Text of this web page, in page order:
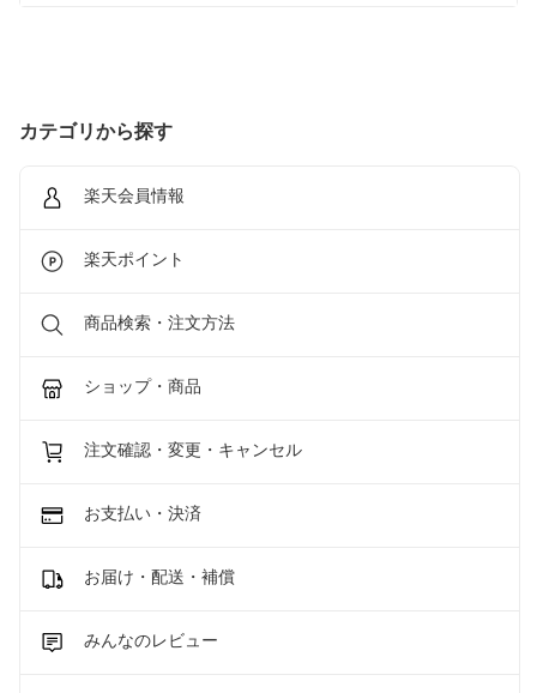
カテゴリから探す
楽天会員情報
楽天ポイント
商品検索・注文方法
ショップ・商品
注文確認・変更・キャンセル
お支払い・決済
お届け・配送・補償
みんなのレビュー